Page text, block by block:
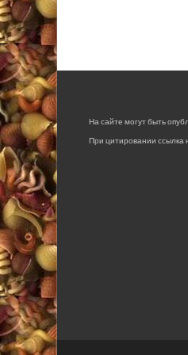
На сайте могут быть
При цитировании ссылка